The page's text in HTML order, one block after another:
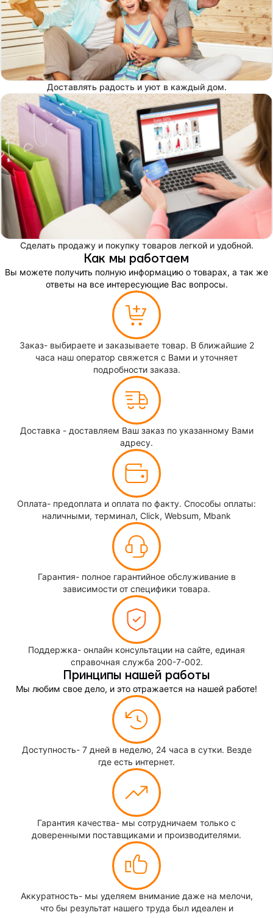
Доставлять радость и уют в каждый дом.
Сделать продажу и покупку товаров легкой и удобной.
Как мы работаем
Вы можете получить полную информацию о товарах, а так же
ответы на все интересующие Вас вопросы.
Заказ- выбираете и заказываете товар. В ближайшие 2
часа наш оператор свяжется с Вами и уточняет
подробности заказа.
Доставка - доставляем Ваш заказ по указанному Вами
адресу.
Оплата- предоплата и оплата по факту. Способы оплаты:
наличными, терминал, Click, Websum, Mbank
Гарантия- полное гарантийное обслуживание в
зависимости от специфики товара.
Поддержка- онлайн консультации на сайте, единая
справочная служба 200-7-002.
Принципы нашей работы
Мы любим свое дело, и это отражается на нашей работе!
Доступность- 7 дней в неделю, 24 часа в сутки. Везде
где есть интернет.
Гарантия качества- мы сотрудничаем только с
доверенными поставщиками и производителями.
Аккуратность- мы уделяем внимание даже на мелочи,
что бы результат нашего труда был идеален и